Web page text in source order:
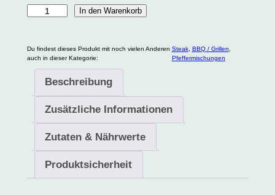
a
In den Warenkorb
Du findest dieses Produkt mit noch vielen Anderen
auch in dieser Kategorie:
Steak, BBQ / Grillen
Pfeffermischungen
Beschreibung
Zusätzliche Informationen
Zutaten & Nährwerte
Produktsicherheit